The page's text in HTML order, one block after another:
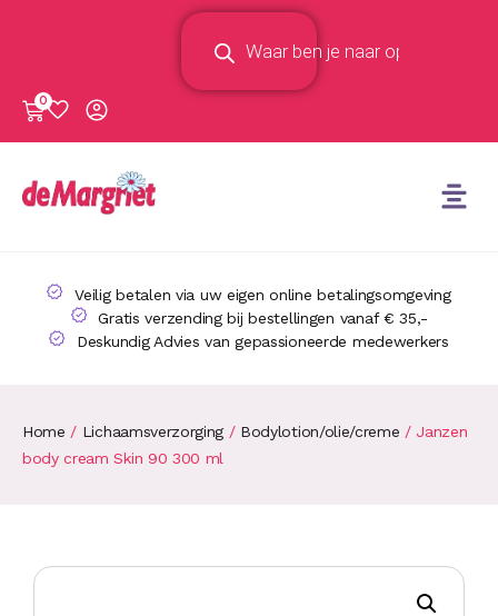
0
Veilig betalen via uw eigen online betalingsomgeving
Gratis verzending bij bestellingen vanaf € 35,-
Deskundig Advies van gepassioneerde medewerkers
Home / Lichaamsverzorging / Bodylotion/olie/creme / Janzen
body cream Skin 90 300 ml